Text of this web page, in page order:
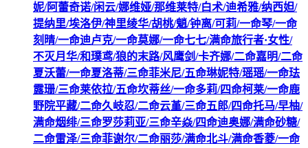
妮/阿蕾奇诺/闲云/娜维娅/那维莱特/白术/迪希雅/纳西妲/
提纳里/埃洛伊/神里绫华/胡桃/魈/钟离/可莉/一命琴/一命
刻晴/一命迪卢克/一命莫娜/一命七七/满命旅行者·女性/
不灭月华/和璞鸢/狼的末路/风鹰剑/卡齐娜/二命嘉明/二命
夏沃蕾/一命夏洛蒂/三命菲米尼/五命琳妮特/瑶瑶/一命珐
露珊/三命莱依拉/五命坎蒂丝/一命多莉/四命柯莱/一命鹿
野院平藏/二命久岐忍/二命云堇/三命五郎/四命托马/早柚/
满命烟绯/三命罗莎莉亚/三命辛焱/四命迪奥娜/满命砂糖/
二命雷泽/三命菲谢尔/二命丽莎/满命北斗/满命香菱/一命